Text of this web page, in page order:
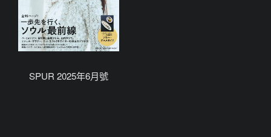
SPUR 2025年6月號